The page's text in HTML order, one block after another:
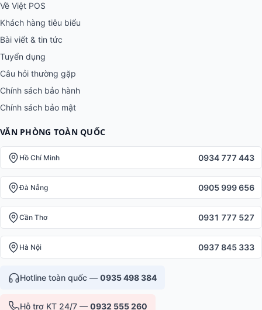
Về Việt POS
Khách hàng tiêu biểu
Bài viết & tin tức
Tuyển dụng
Câu hỏi thường gặp
Chính sách bảo hành
Chính sách bảo mật
VĂN PHÒNG TOÀN QUỐC
Hồ Chí Minh 0934 777 443
Đà Nẵng 0905 999 656
Cần Thơ 0931 777 527
Hà Nội 0937 845 333
Hotline toàn quốc — 0935 498 384
Hỗ trợ KT 24/7 — 0932 555 260